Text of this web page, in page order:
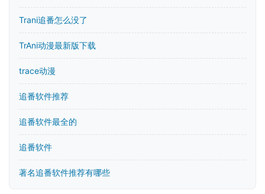
Trani追番怎么没了
TrAni动漫最新版下载
trace动漫
追番软件推荐
追番软件最全的
追番软件
著名追番软件推荐有哪些